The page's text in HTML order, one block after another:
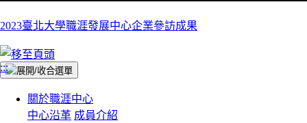
2023臺北大學職涯發展中心企業參訪成果
:::
關於職涯中心
中心沿革 成員介紹